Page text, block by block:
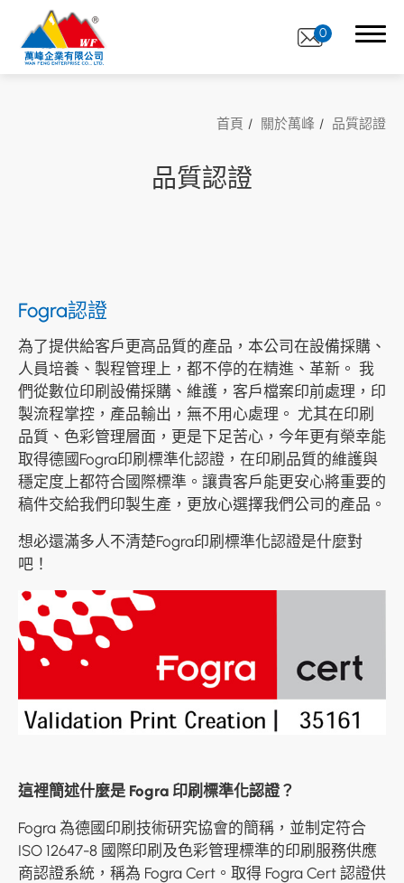
0
首頁 關於萬峰 品質認證
品質認證
Fogra認證
為了提供給客戶更高品質的產品，本公司在設備採購、
人員培養、製程管理上，都不停的在精進、革新。 我
們從數位印刷設備採購、維護，客戶檔案印前處理，印
製流程掌控，產品輸出，無不用心處理。 尤其在印刷
品質、色彩管理層面，更是下足苦心，今年更有榮幸能
取得德國Fogra印刷標準化認證，在印刷品質的維護與
穩定度上都符合國際標準。讓貴客戶能更安心將重要的
稿件交給我們印製生產，更放心選擇我們公司的產品。
想必還滿多人不清楚Fogra印刷標準化認證是什麼對
吧！
這裡簡述什麼是 Fogra 印刷標準化認證？
Fogra 為德國印刷技術研究協會的簡稱，並制定符合
ISO 12647-8 國際印刷及色彩管理標準的印刷服務供應
商認證系統，稱為 Fogra Cert。取得 Fogra Cert 認證供
印刷設備
品質認證
印刷服務
印刷加工
服務流程
A4 標籤貼紙線上訂購
訊息專區
聯絡我們